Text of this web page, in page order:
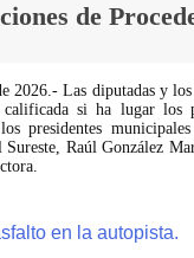
de
2026.- Las diputadas y
si ha lugar los
presidentes
Raúl González
en la autopista.